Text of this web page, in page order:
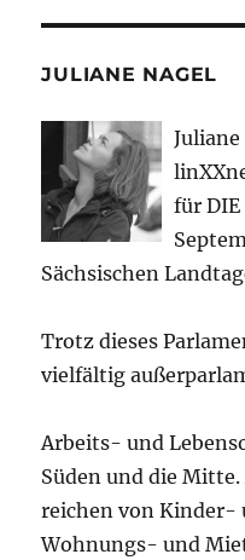
JULIANE NAGEL
für
Sächsischen
Trotz dieses
vielfältig
Arbeits- und
Süden und die
reichen von Kinder-
Wohnungs- und